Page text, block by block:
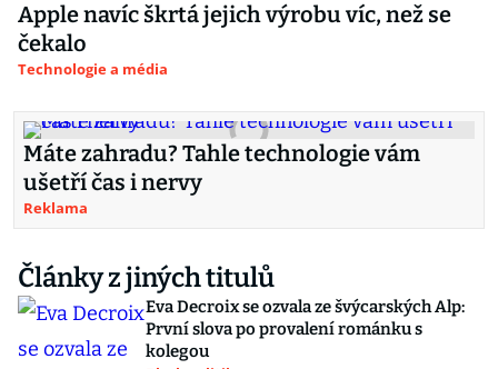
Apple navíc škrtá jejich výrobu víc, než se
čekalo
Technologie a média
Máte zahradu? Tahle technologie vám
ušetří čas i nervy
Reklama
Články z jiných titulů
Eva Decroix se ozvala ze švýcarských Alp:
První slova po provalení románku s
kolegou